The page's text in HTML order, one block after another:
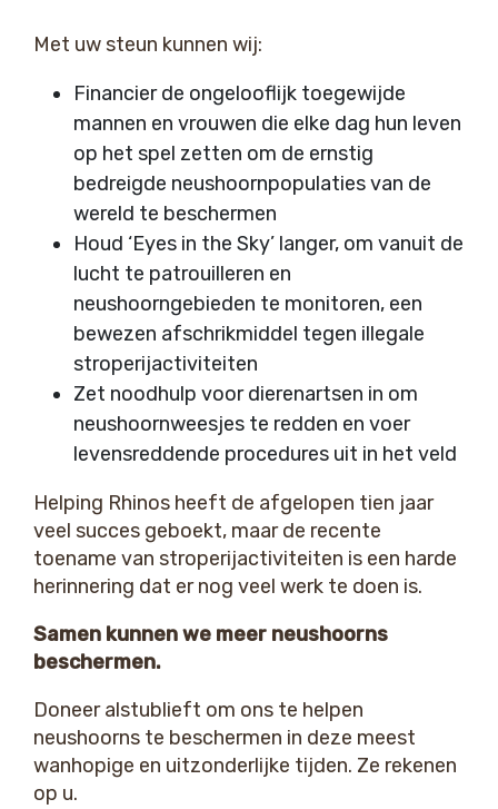
Met uw steun kunnen wij:
Financier de ongelooflijk toegewijde
mannen en vrouwen die elke dag hun leven
op het spel zetten om de ernstig
bedreigde neushoornpopulaties van de
wereld te beschermen
Houd ‘Eyes in the Sky’ langer, om vanuit de
lucht te patrouilleren en
neushoorngebieden te monitoren, een
bewezen afschrikmiddel tegen illegale
stroperijactiviteiten
Zet noodhulp voor dierenartsen in om
neushoornweesjes te redden en voer
levensreddende procedures uit in het veld
Helping Rhinos heeft de afgelopen tien jaar
veel succes geboekt, maar de recente
toename van stroperijactiviteiten is een harde
herinnering dat er nog veel werk te doen is.
Samen kunnen we meer neushoorns
beschermen.
Doneer alstublieft om ons te helpen
neushoorns te beschermen in deze meest
wanhopige en uitzonderlijke tijden. Ze rekenen
op u.